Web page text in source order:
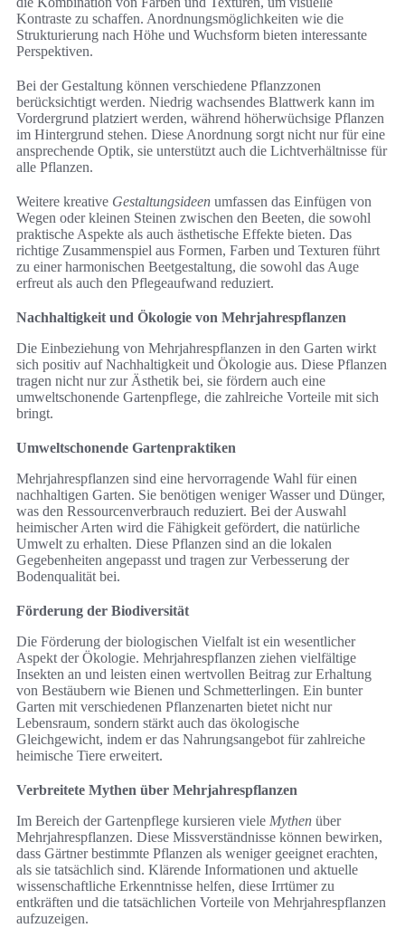
Kontraste zu schaffen. Anordnungsmöglichkeiten wie die
Strukturierung nach Höhe und Wuchsform bieten interessante
Perspektiven.
Bei der Gestaltung können verschiedene Pflanzzonen
berücksichtigt werden. Niedrig wachsendes Blattwerk kann im
Vordergrund platziert werden, während höherwüchsige Pflanzen
im Hintergrund stehen. Diese Anordnung sorgt nicht nur für eine
ansprechende Optik, sie unterstützt auch die Lichtverhältnisse für
alle Pflanzen.
Weitere kreative Gestaltungsideen umfassen das Einfügen von
Wegen oder kleinen Steinen zwischen den Beeten, die sowohl
praktische Aspekte als auch ästhetische Effekte bieten. Das
richtige Zusammenspiel aus Formen, Farben und Texturen führt
zu einer harmonischen Beetgestaltung, die sowohl das Auge
erfreut als auch den Pflegeaufwand reduziert.
Nachhaltigkeit und Ökologie von Mehrjahrespflanzen
Die Einbeziehung von Mehrjahrespflanzen in den Garten wirkt
sich positiv auf Nachhaltigkeit und Ökologie aus. Diese Pflanzen
tragen nicht nur zur Ästhetik bei, sie fördern auch eine
umweltschonende Gartenpflege, die zahlreiche Vorteile mit sich
bringt.
Umweltschonende Gartenpraktiken
Mehrjahrespflanzen sind eine hervorragende Wahl für einen
nachhaltigen Garten. Sie benötigen weniger Wasser und Dünger,
was den Ressourcenverbrauch reduziert. Bei der Auswahl
heimischer Arten wird die Fähigkeit gefördert, die natürliche
Umwelt zu erhalten. Diese Pflanzen sind an die lokalen
Gegebenheiten angepasst und tragen zur Verbesserung der
Bodenqualität bei.
Förderung der Biodiversität
Die Förderung der biologischen Vielfalt ist ein wesentlicher
Aspekt der Ökologie. Mehrjahrespflanzen ziehen vielfältige
Insekten an und leisten einen wertvollen Beitrag zur Erhaltung
von Bestäubern wie Bienen und Schmetterlingen. Ein bunter
Garten mit verschiedenen Pflanzenarten bietet nicht nur
Lebensraum, sondern stärkt auch das ökologische
Gleichgewicht, indem er das Nahrungsangebot für zahlreiche
heimische Tiere erweitert.
Verbreitete Mythen über Mehrjahrespflanzen
Im Bereich der Gartenpflege kursieren viele Mythen über
Mehrjahrespflanzen. Diese Missverständnisse können bewirken,
dass Gärtner bestimmte Pflanzen als weniger geeignet erachten,
als sie tatsächlich sind. Klärende Informationen und aktuelle
wissenschaftliche Erkenntnisse helfen, diese Irrtümer zu
entkräften und die tatsächlichen Vorteile von Mehrjahrespflanzen
aufzuzeigen.